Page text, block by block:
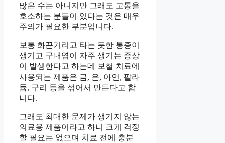
많은 수는 아니지만 그래도 고통을
호소하는 분들이 있다는 것은 매우
주의가 필요한 부분입니다.
보통 화끈거리고 타는 듯한 통증이
생기고 구내염이 자주 생기는 증상
이 발생한다고 하는데 보철 치료에
사용되는 제품은 금, 은, 아연, 팔라
듐, 구리 등을 섞어서 만든다고 합
니다.
그래도 최대한 문제가 생기지 않는
의료용 제품이라고 하니 크게 걱정
할 필요는 없으며 치료 전에 충분